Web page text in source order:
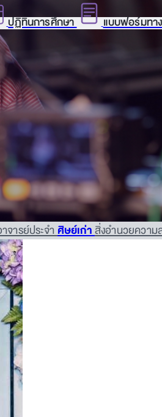
ปฏิทินการศึกษา แบบฟอร์มทา
จารย์ประจำศิษย์เก่าสิ่งอำนวยควา